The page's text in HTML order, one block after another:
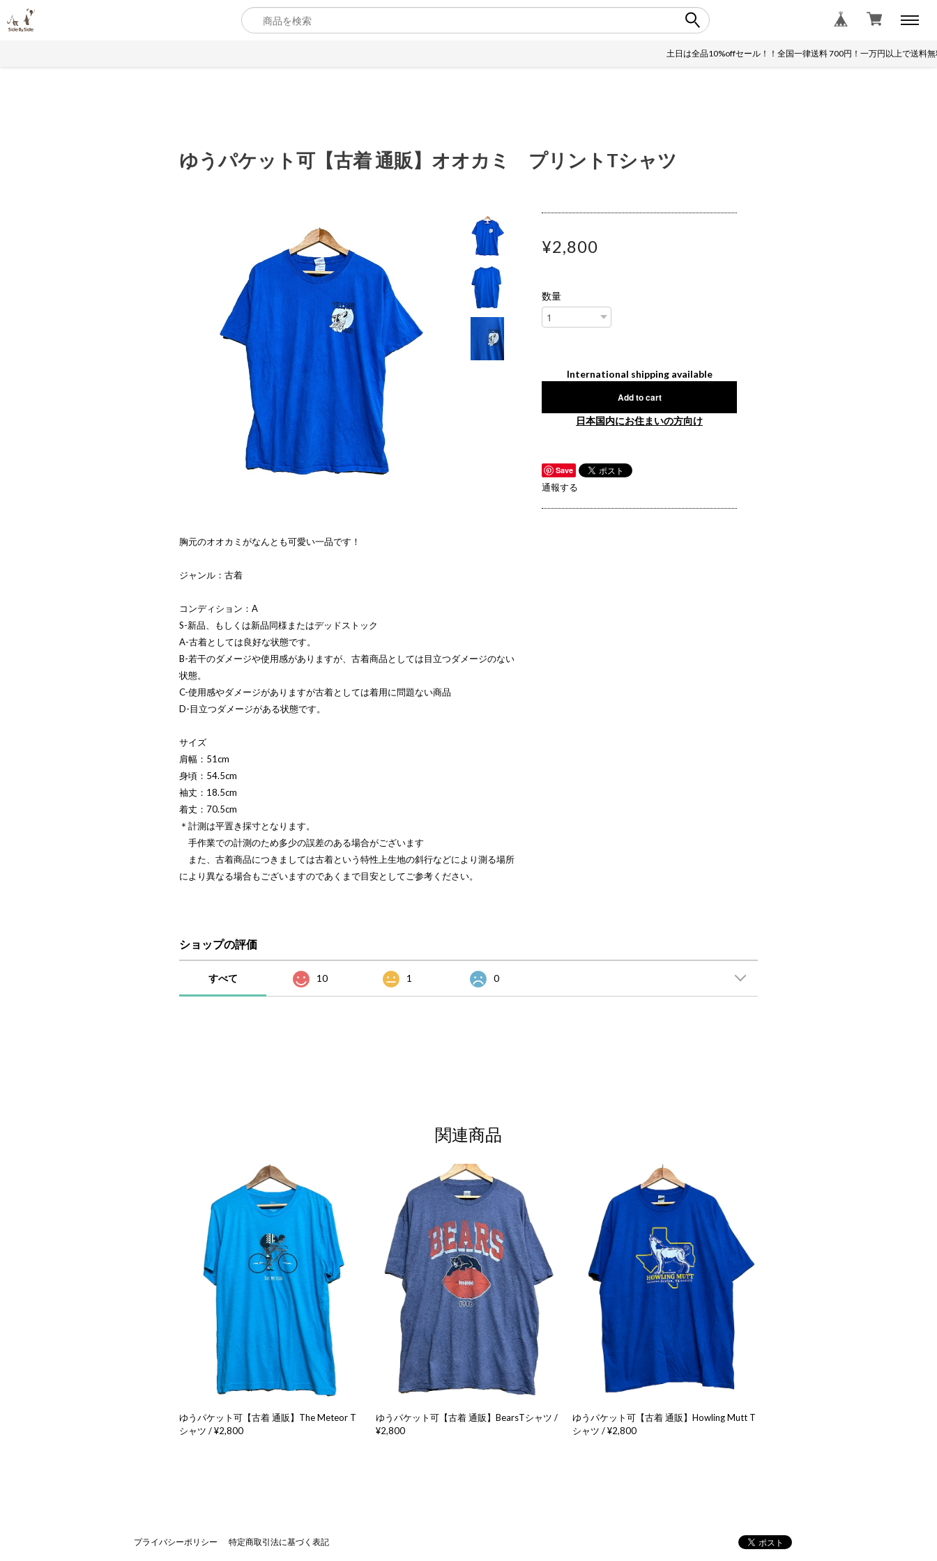
土日は全品10%offセール！！全国一律送料 700円！一万円以上で送料無料！
ゆうパケット可【古着 通販】オオカミ プリントTシャツ
胸元のオオカミがなんとも可愛い一品です！
ジャンル：古着
コンディション：A
S-新品、もしくは新品同様またはデッドストック
A-古着としては良好な状態です。
B-若干のダメージや使用感がありますが、古着商品としては目立つダメージのない
状態。
C-使用感やダメージがありますが古着としては着用に問題ない商品
D-目立つダメージがある状態です。
サイズ
肩幅：51cm
身頃：54.5cm
袖丈：18.5cm
着丈：70.5cm
＊計測は平置き採寸となります。
手作業での計測のため多少の誤差のある場合がございます
また、古着商品につきましては古着という特性上生地の斜行などにより測る場所
により異なる場合もございますのであくまで目安としてご参考ください。
¥2,800
数量
International shipping available
Add to cart
日本国内にお住まいの方向け
Save
通報する
ショップの評価
すべて 10 1 0
関連商品
ゆうパケット可【古着 通販】The Meteor T
シャツ / ¥2,800
ゆうパケット可【古着 通販】BearsTシャツ /
¥2,800
ゆうパケット可【古着 通販】Howling Mutt T
シャツ / ¥2,800
プライバシーポリシー 特定商取引法に基づく表記